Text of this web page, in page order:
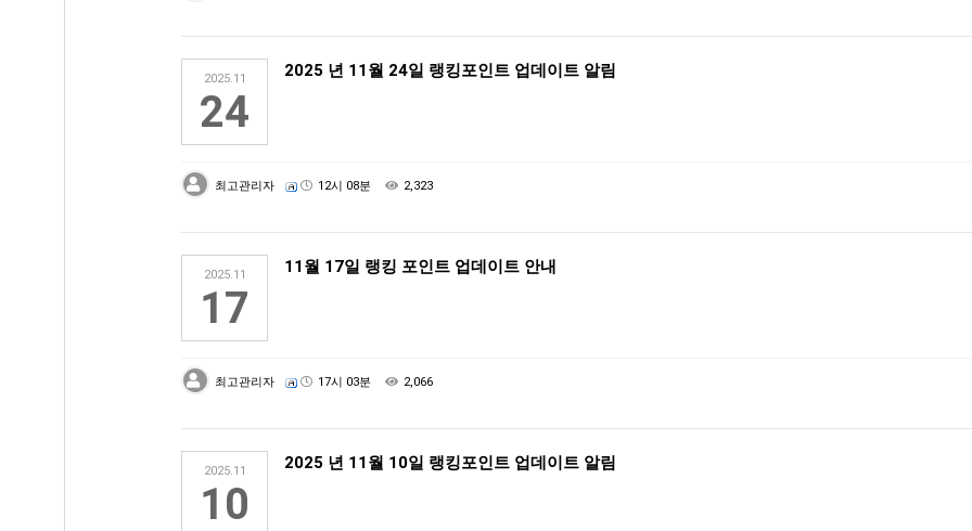
2025.11
24
2025 년 11월 24일 랭킹포인트 업데이트 알림
최고관리자 12시 08분 2,323
2025.11
17
11월 17일 랭킹 포인트 업데이트 안내
최고관리자 17시 03분 2,066
2025.11
10
2025 년 11월 10일 랭킹포인트 업데이트 알림